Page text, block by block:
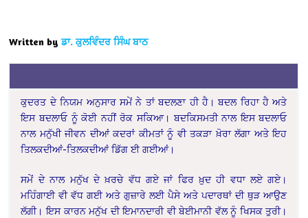
Written by ਡਾ. ਕੁਲਵਿੰਦਰ ਸਿੰਘ ਬਾਠ
ਕੁਦਰਤ ਦੇ ਨਿਯਮ ਅਨੁਸਾਰ ਸਮੇਂ ਨੇ ਤਾਂ ਬਦਲਣਾ ਹੀ ਹੈ। ਬਦਲ ਰਿਹਾ ਹੈ ਅਤੇ
ਇਸ ਬਦਲਾਓ ਨੂੰ ਕੋਈ ਨਹੀਂ ਰੋਕ ਸਕਿਆ। ਬਦਕਿਸਮਤੀ ਨਾਲ ਇਸ ਬਦਲਾਓ
ਨਾਲ ਮਨੁੱਖੀ ਜੀਵਨ ਦੀਆਂ ਕਦਰਾਂ ਕੀਮਤਾਂ ਨੂੰ ਵੀ ਤਕੜਾ ਖ਼ੋਰਾ ਲੱਗਾ ਅਤੇ ਇਹ
ਤਿਲਕਦੀਆਂ-ਤਿਲਕਦੀਆਂ ਡਿੱਗ ਈ ਗਈਆਂ।
ਸਮੇਂ ਦੇ ਨਾਲ ਮਨੁੱਖ ਦੇ ਖ਼ਰਚੇ ਵੱਧ ਗਏ ਜਾਂ ਫਿਰ ਖ਼ੁਦ ਹੀ ਵਧਾ ਲਏ ਗਏ।
ਮਹਿੰਗਾਈ ਵੀ ਵੱਧ ਗਈ ਅਤੇ ਗੁਜ਼ਾਰੇ ਲਈ ਪੈਸੇ ਅਤੇ ਪਦਾਰਥਾਂ ਦੀ ਥੁੜ ਆਉਣ
ਲੱਗੀ। ਇਸ ਕਾਰਨ ਮਨੁੱਖ ਦੀ ਇਮਾਨਦਾਰੀ ਵੀ ਬੇਈਮਾਨੀ ਵੱਲ ਨੂੰ ਖਿਸਕ ਤੁਰੀ।